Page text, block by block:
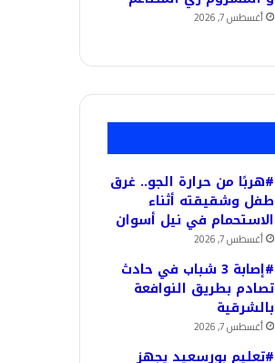
أغسطس 7, 2026
#هربًا من حرارة الجو.. غرق
طفل وشقيقته أثناء
الاستحمام في نيل أسوان
أغسطس 7, 2026
#إصابة 3 شباب في حادث
تصادم بطريق النوافعة
بالشرقية
أغسطس 7, 2026
#تعليم بورسعيد يجهز